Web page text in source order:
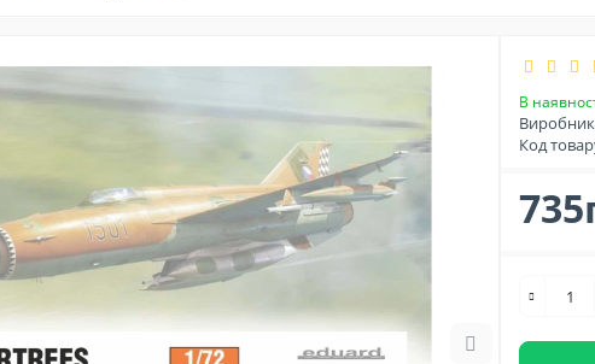
В
Код